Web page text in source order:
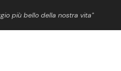
più bello della nostra vita”